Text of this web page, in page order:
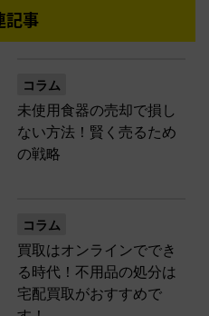
記事
コラム
未使用食器の売却で損し
ない方法！賢く売るため
の戦略
コラム
買取はオンラインででき
る時代！不用品の処分は
宅配買取がおすすめで